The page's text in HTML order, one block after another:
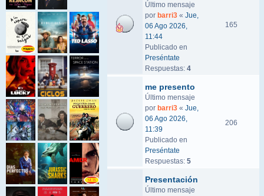
Último mensaje
por barri3 « Jue,
06 Ago 2026,
11:44
Publicado en
Preséntate
Respuestas: 4
165
me presento
Último mensaje
por barri3 « Jue,
06 Ago 2026,
11:39
Publicado en
Preséntate
Respuestas: 5
206
Presentación
Último mensaje